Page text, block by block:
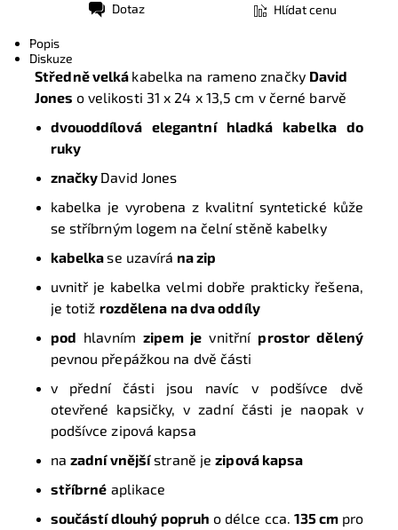
Dotaz Hlídat cenu
Popis
Diskuze
Středně velká kabelka na rameno značky David
Jones o velikosti 31 x 24 x 13,5 cm v černé barvě
dvouoddílová elegantní hladká kabelka do
ruky
značky David Jones
kabelka je vyrobena z kvalitní syntetické kůže
se stříbrným logem na čelní stěně kabelky
kabelkase uzavírá na zip
uvnitř je kabelka velmi dobře prakticky řešena,
je totiž rozdělena na dvaoddíly
pod hlavnímzipem je vnitřní prostor dělený
pevnou přepážkou na dvě části
v přední části jsou navíc v podšívce dvě
otevřené kapsičky, v zadní části je naopak v
podšívce zipová kapsa
na zadní vnějšístraně jezipová kapsa
stříbrné aplikace
součástí dlouhý popruh o délce cca. 135 cm pro